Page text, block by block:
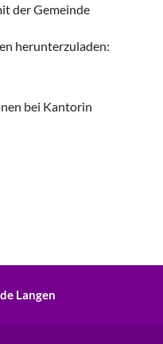
der Gemeinde
herunterzuladen:
bei Kantorin
Langen